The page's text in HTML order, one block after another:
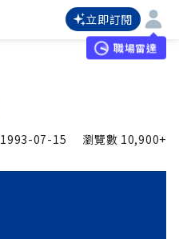
立即訂閱
職場雷達
1993-07-15 瀏覽數 10,900+